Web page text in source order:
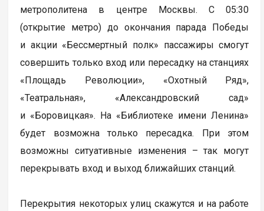
метрополитена в центре Москвы. С 05:30
(открытие метро) до окончания парада Победы
и акции «Бессмертный полк» пассажиры смогут
совершить только вход или пересадку на станциях
«Площадь Революции», «Охотный Ряд»,
«Театральная», «Александровский сад»
и «Боровицкая». На «Библиотеке имени Ленина»
будет возможна только пересадка. При этом
возможны ситуативные изменения – так могут
перекрывать вход и выход ближайших станций.
Перекрытия некоторых улиц скажутся и на работе